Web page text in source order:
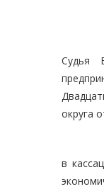
Судья
округа
в